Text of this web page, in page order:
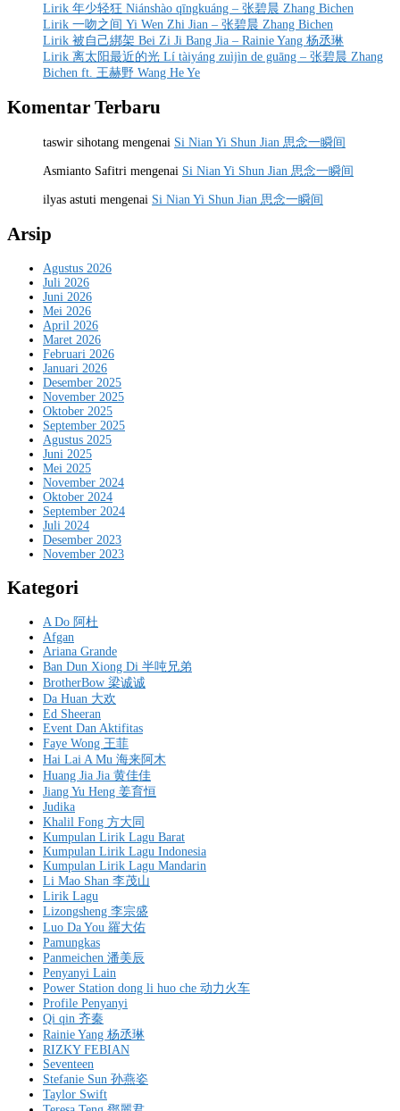
Lirik 年少轻狂 Niánshào qīngkuáng – 张碧晨 Zhang Bichen
Lirik 一吻之间 Yi Wen Zhi Jian – 张碧晨 Zhang Bichen
Lirik 被自己綁架 Bei Zi Ji Bang Jia – Rainie Yang 杨丞琳
Lirik 离太阳最近的光 Lí tàiyáng zuìjìn de guāng – 张碧晨 Zhang
Bichen ft. 王赫野 Wang He Ye
Komentar Terbaru
taswir sihotang mengenai Si Nian Yi Shun Jian 思念一瞬间
Asmianto Safitri mengenai Si Nian Yi Shun Jian 思念一瞬间
ilyas astuti mengenai Si Nian Yi Shun Jian 思念一瞬间
Arsip
Agustus 2026
Juli 2026
Juni 2026
Mei 2026
April 2026
Maret 2026
Februari 2026
Januari 2026
Desember 2025
November 2025
Oktober 2025
September 2025
Agustus 2025
Juni 2025
Mei 2025
November 2024
Oktober 2024
September 2024
Juli 2024
Desember 2023
November 2023
Kategori
A Do 阿杜
Afgan
Ariana Grande
Ban Dun Xiong Di 半吨兄弟
BrotherBow 梁诚诚
Da Huan 大欢
Ed Sheeran
Event Dan Aktifitas
Faye Wong 王菲
Hai Lai A Mu 海来阿木
Huang Jia Jia 黄佳佳
Jiang Yu Heng 姜育恒
Judika
Khalil Fong 方大同
Kumpulan Lirik Lagu Barat
Kumpulan Lirik Lagu Indonesia
Kumpulan Lirik Lagu Mandarin
Li Mao Shan 李茂山
Lirik Lagu
Lizongsheng 李宗盛
Luo Da You 羅大佑
Pamungkas
Panmeichen 潘美辰
Penyanyi Lain
Power Station dong li huo che 动力火车
Profile Penyanyi
Qi qin 齐秦
Rainie Yang 杨丞琳
RIZKY FEBIAN
Seventeen
Stefanie Sun 孙燕姿
Taylor Swift